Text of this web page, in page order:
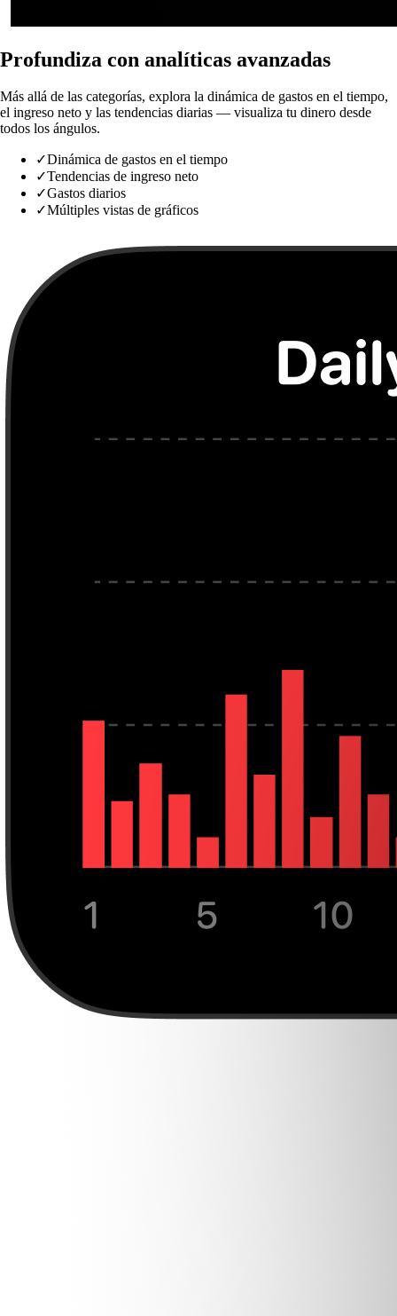
Profundiza con analíticas avanzadas
Más allá de las categorías, explora la dinámica de gastos en el tiempo,
el ingreso neto y las tendencias diarias — visualiza tu dinero desde
todos los ángulos.
✓Dinámica de gastos en el tiempo
✓Tendencias de ingreso neto
✓Gastos diarios
✓Múltiples vistas de gráficos